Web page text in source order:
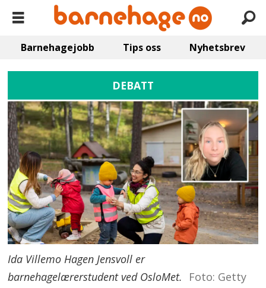
Barnehagejobb Tips oss Nyhetsbrev
DEBATT
Ida Villemo Hagen Jensvoll er
barnehagelærerstudent ved OsloMet.
Foto: Getty